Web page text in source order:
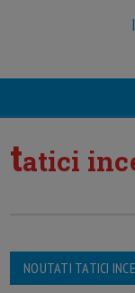
tatici
NOUTATI TATICI